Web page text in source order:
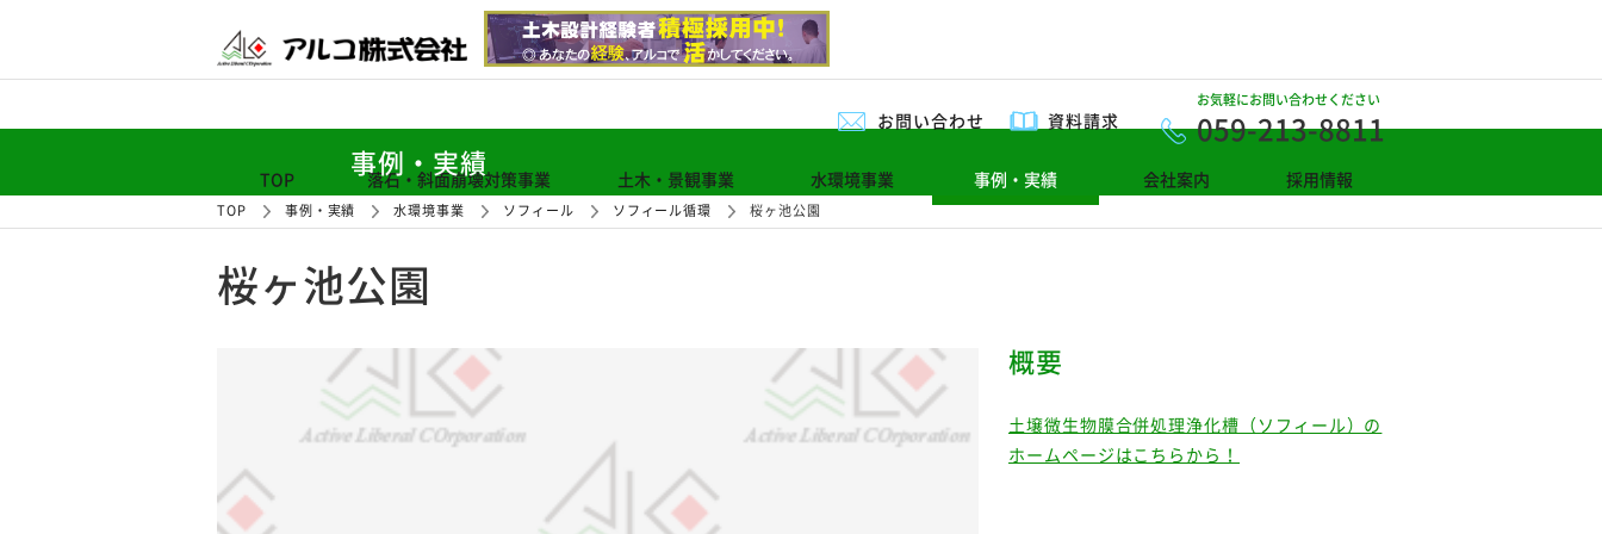
お問い合わせ 資料請求
お気軽にお問い合わせください
059-213-8811
TOP 落石・斜面崩壊対策事業 土木・景観事業 水環境事業 事例・実績 会社案内 採用情報
事例・実績
TOP 事例・実績 水環境事業 ソフィール ソフィール循環 桜ヶ池公園
桜ヶ池公園
概要
土壌微生物膜合併処理浄化槽（ソフィール）の
ホームページはこちらから！